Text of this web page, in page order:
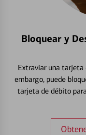
Bloquear y
Extraviar una tarjeta
embargo, puede
tarjeta de débito